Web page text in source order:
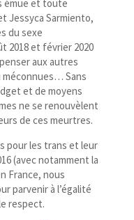
émue et toute
Jessyca Sarmiento,
du sexe
2018 et février 2020
aux autres
méconnues… Sans
et de moyens
ne se renouvèlent
de ces meurtres.
pour les trans et leur
(avec notamment la
France, nous
parvenir à l’égalité
respect.